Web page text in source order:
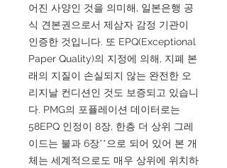
어진 사양인 것을 의미해, 일본은행 공
식 견본권으로서 제삼자 감정 기관이
인증한 것입니다. 또 EPQ(Exceptional
Paper Quality)의 지정에 의해, 지폐 본
래의 지질이 손실되지 않는 완전한 오
리지날 컨디션인 것도 보증되고 있습니
다. PMG의 포퓰레이션 데이터로는
58EPQ 인정이 8장, 한층 더 상위 그레
이드는 불과 6장**으로 되어 있어 본 개
체는 세계적으로도 매우 상위에 위치하